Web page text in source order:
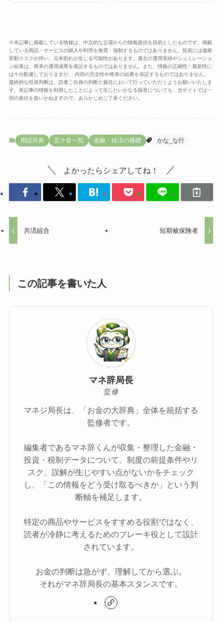
※本記事に掲載している情報は、中立的な立場からの情報提供を目的としたものです。掲載
している商品・サービスの購入や利用を推奨・強制するものではありません。投資には価格
変動リスクが伴い、元本割れが生じる可能性があります。過去の運用実績やシュミレーショ
ン結果は、将来の運用成果を保証するものではありません。また、情報の正確性・最新性に
は十分配慮しておりますが、 内容の完全性や将来の結果を保証するものではありません。
最終的な投資判断は、読者ご自身の判断と責任において行っていただくようお願いいたしま
す。本記事の情報を利用したことによって生じたいかなる損害についても、当サイトでは一
切の責任を負いかねますので、あらかじめご了承ください。
用語辞典 五十音一覧 金融・経済の基礎 かな_な行
よかったらシェアしてね！
共済組合 短期被保険者
この記事を書いた人
マネ辞局長
監修
マネジ局長は、「お金の大辞典」全体を統括する
監修者です。
編集者であるマネ辞くんが収集・整理した金融・
投資・税制データについて、制度の前提条件やリ
スク、誤解が生じやすい点がないかをチェック
し、「この情報をどう受け取るべきか」という判
断軸を補足します。
特定の商品やサービスをすすめる役割ではなく、
読者が冷静に考えるためのブレーキ役として設計
されています。
お金の判断は急がず、理解してから選ぶ。
それがマネ辞局長の基本スタンスです。